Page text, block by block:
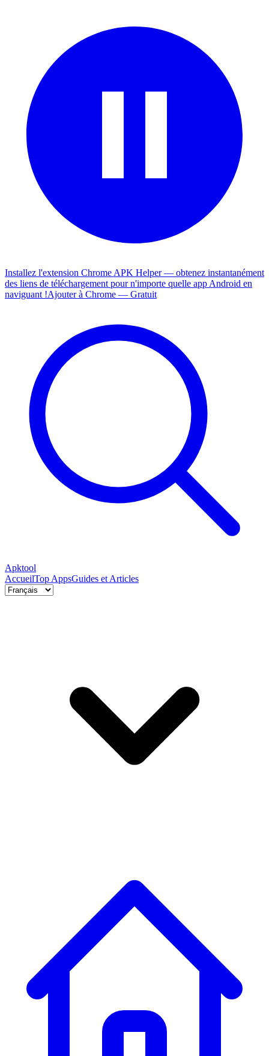
Installez l'extension Chrome APK Helper — obtenez instantanément
des liens de téléchargement pour n'importe quelle app Android en
naviguant !Ajouter à Chrome — Gratuit
Apktool
AccueilTop AppsGuides et Articles